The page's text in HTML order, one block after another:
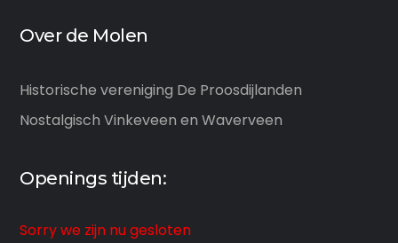
Over de Molen
Historische vereniging De Proosdijlanden
Nostalgisch Vinkeveen en Waverveen
Openings tijden:
Sorry we zijn nu gesloten